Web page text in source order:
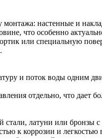
монтажа: настенные и
что особенно
или специальную
и поток воды одним
отдельно, что дает
латуни или бронзы
к коррозии и легкостью